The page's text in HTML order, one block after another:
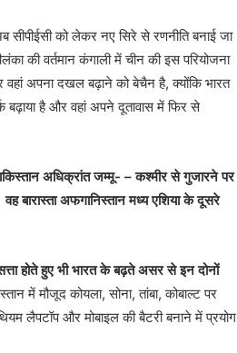
को लेकर नए सिरे से रणनीति बनाई जा
की वर्तमान कंगाली में चीन की इस परियोजना
वहां अपना दखल बढ़ाने को बेचैन है, क्योंकि भारत
है और वहां अपने दूतावास में फिर से
अधिक्रांत जम्मू- – कश्मीर से गुजारने पर
अफगानिस्तान मध्य एशिया के दूसरे
होते हुए भी भारत के बढ़ते असर से इन दोनों
में मौजूद कोयला, सोना, तांबा, कोबाल्ट पर
लैपटॉप और मोबाइल की बैटरी बनाने में प्रयोग